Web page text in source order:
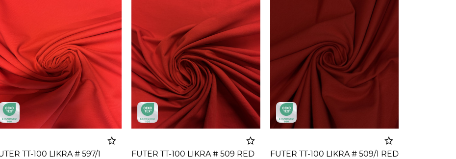
TT-100 LIKRA # 597/1
FUTER TT-100 LIKRA # 509 RED
FUTER TT-100 LIKRA # 509/1 RED